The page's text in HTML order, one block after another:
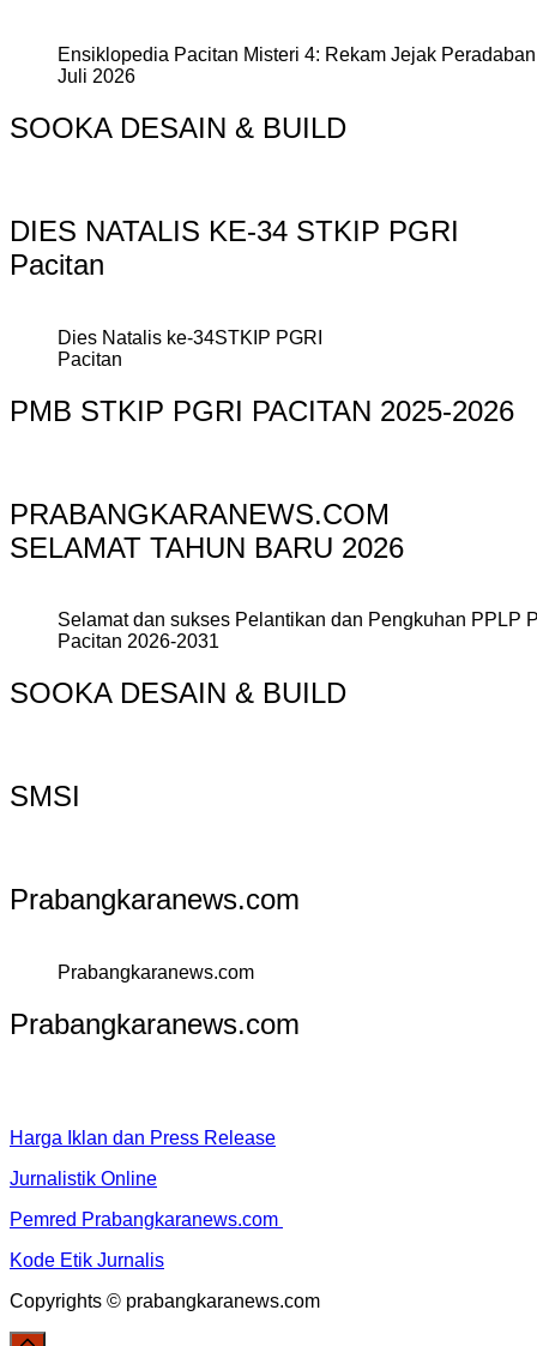
Ensiklopedia Pacitan Misteri 4: Rekam Jejak
Juli 2026
SOOKA DESAIN & BUILD
DIES NATALIS KE-34 STKIP PGRI
Pacitan
Dies Natalis ke-34STKIP PGRI
Pacitan
PMB STKIP PGRI PACITAN 2025-2026
PRABANGKARANEWS.COM
SELAMAT TAHUN BARU 2026
Selamat dan sukses Pelantikan dan Pengkuhan PPLP
Pacitan 2026-2031
SOOKA DESAIN & BUILD
SMSI
Prabangkaranews.com
Prabangkaranews.com
Prabangkaranews.com
Harga Iklan dan Press Release
Jurnalistik Online
Pemred Prabangkaranews.com
Kode Etik Jurnalis
Copyrights © prabangkaranews.com